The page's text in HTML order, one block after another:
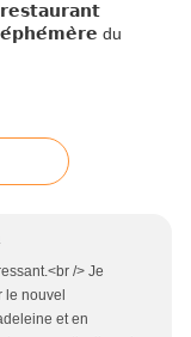
/> Je
nouvel
et en